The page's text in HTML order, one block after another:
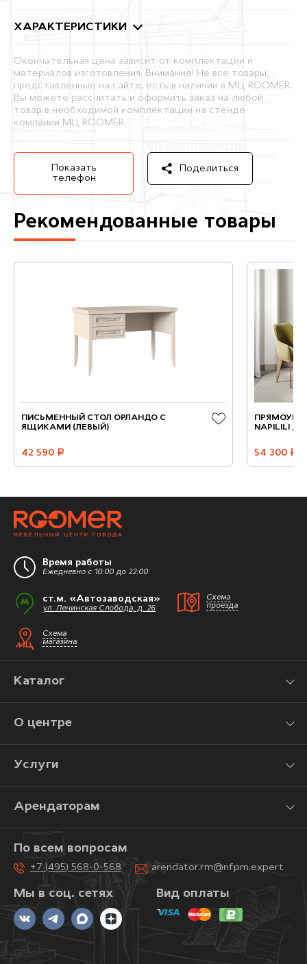
ХАРАКТЕРИСТИКИ
Окончательная цена зависит от комплектации и
материалов изготовления. Внимание! Не все товары,
представленные на сайте, есть в наличии в МЦ ROOMER.
Вы можете рассчитать и оформить заказ на любой
товар в необходимой комплектации на стенде
компании МЦ ROOMER.
Показать
телефон
Поделиться
Рекомендованные товары
ПИСЬМЕННЫЙ СТОЛ ОРЛАНДО С
ЯЩИКАМИ (ЛЕВЫЙ)
42 590 руб.
NAPILILI
54 300 руб.
Время работы
Ежедневно с 10:00 до 22:00
ст.м. «Автозаводская»
ул. Ленинская Слобода, д. 26
Схема
проезда
Схема
магазина
Каталог
О центре
Услуги
Арендаторам
Мы в соц. сетях
По всем вопросам
+7 (495) 568-0-568 arendator.rm@nfpm.expert
Вид оплаты